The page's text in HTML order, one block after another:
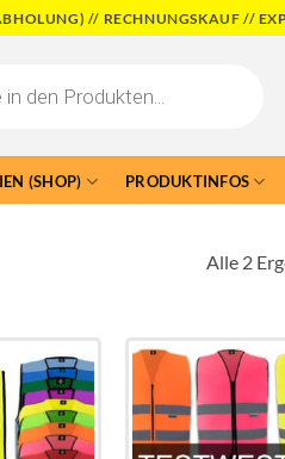
// RECHNUNGSKAUF //
(SHOP) PRODUKTINFOS
Alle 2
Add to
wishlist